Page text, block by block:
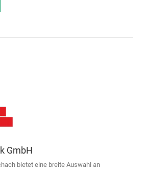
GmbH
bietet eine breite Auswahl an